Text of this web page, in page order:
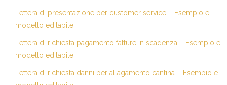
Lettera di presentazione per customer service – Esempio e
modello editabile
Lettera di richiesta pagamento fatture in scadenza – Esempio e
modello editabile
Lettera di richiesta danni per allagamento cantina – Esempio e